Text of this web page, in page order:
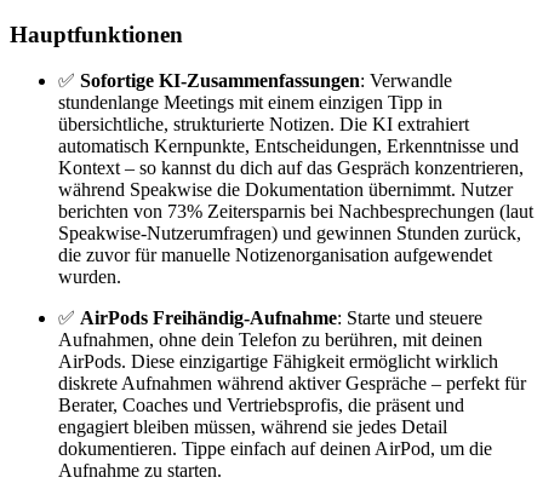
Hauptfunktionen
✅ Sofortige KI-Zusammenfassungen: Verwandle
stundenlange Meetings mit einem einzigen Tipp in
übersichtliche, strukturierte Notizen. Die KI extrahiert
automatisch Kernpunkte, Entscheidungen, Erkenntnisse und
Kontext – so kannst du dich auf das Gespräch konzentrieren,
während Speakwise die Dokumentation übernimmt. Nutzer
berichten von 73% Zeitersparnis bei Nachbesprechungen (laut
Speakwise-Nutzerumfragen) und gewinnen Stunden zurück,
die zuvor für manuelle Notizenorganisation aufgewendet
wurden.
✅ AirPods Freihändig-Aufnahme: Starte und steuere
Aufnahmen, ohne dein Telefon zu berühren, mit deinen
AirPods. Diese einzigartige Fähigkeit ermöglicht wirklich
diskrete Aufnahmen während aktiver Gespräche – perfekt für
Berater, Coaches und Vertriebsprofis, die präsent und
engagiert bleiben müssen, während sie jedes Detail
dokumentieren. Tippe einfach auf deinen AirPod, um die
Aufnahme zu starten.